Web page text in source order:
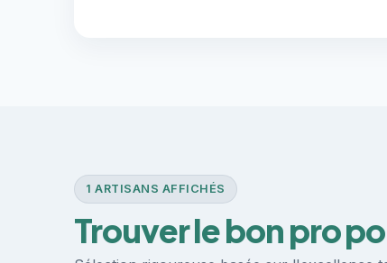
1 ARTISANS AFFICHÉS
Trouver le bon pro